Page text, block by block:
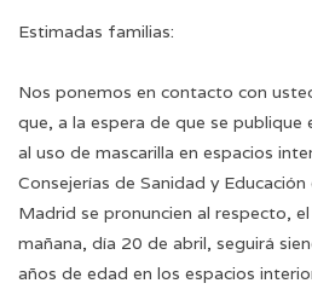
Estimadas familias:
Nos ponemos en contacto con
que, a la espera de que se
al uso de mascarilla en espacios
Consejerías de Sanidad y
Madrid se pronuncien al respecto,
mañana, día 20 de abril, seguirá
años de edad en los espacios